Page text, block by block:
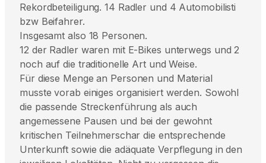
Rekordbeteiligung. 14 Radler und 4 Automobilisti
bzw Beifahrer.
Insgesamt also 18 Personen.
12 der Radler waren mit E-Bikes unterwegs und 2
noch auf die traditionelle Art und Weise.
Für diese Menge an Personen und Material
musste vorab einiges organisiert werden. Sowohl
die passende Streckenführung als auch
angemessene Pausen und bei der gewohnt
kritischen Teilnehmerschar die entsprechende
Unterkunft sowie die adäquate Verpflegung in den